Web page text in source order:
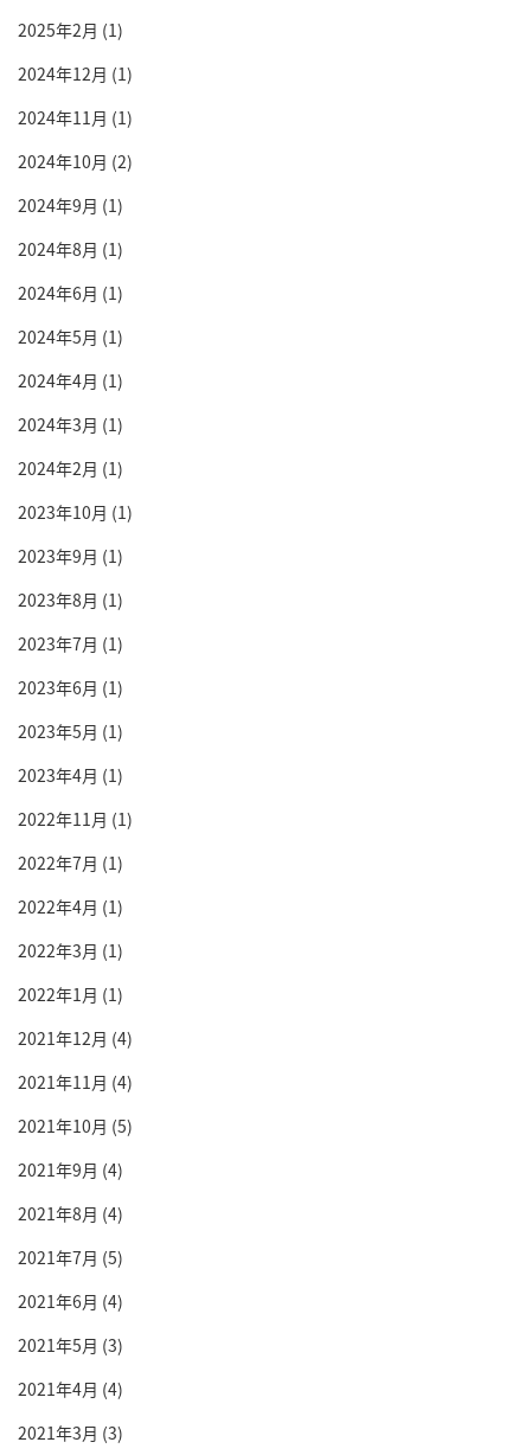
2025年2月 (1)
2024年12月 (1)
2024年11月 (1)
2024年10月 (2)
2024年9月 (1)
2024年8月 (1)
2024年6月 (1)
2024年5月 (1)
2024年4月 (1)
2024年3月 (1)
2024年2月 (1)
2023年10月 (1)
2023年9月 (1)
2023年8月 (1)
2023年7月 (1)
2023年6月 (1)
2023年5月 (1)
2023年4月 (1)
2022年11月 (1)
2022年7月 (1)
2022年4月 (1)
2022年3月 (1)
2022年1月 (1)
2021年12月 (4)
2021年11月 (4)
2021年10月 (5)
2021年9月 (4)
2021年8月 (4)
2021年7月 (5)
2021年6月 (4)
2021年5月 (3)
2021年4月 (4)
2021年3月 (3)